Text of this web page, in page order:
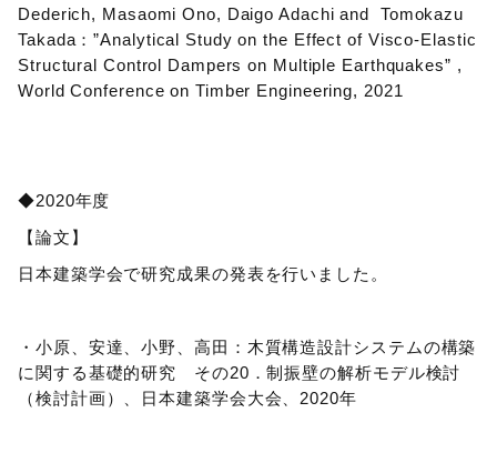
Dederich, Masaomi Ono, Daigo Adachi and Tomokazu
Takada：”Analytical Study on the Effect of Visco-Elastic
Structural Control Dampers on Multiple Earthquakes” ,
World Conference on Timber Engineering, 2021
◆2020年度
【論文】
日本建築学会で研究成果の発表を行いました。
・小原、安達、小野、高田：木質構造設計システムの構築
に関する基礎的研究 その20．制振壁の解析モデル検討
（検討計画）、日本建築学会大会、2020年